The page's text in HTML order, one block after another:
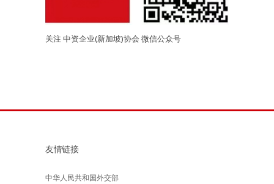
关注 中资企业(新加坡)协会 微信公众号
友情链接
中华人民共和国外交部